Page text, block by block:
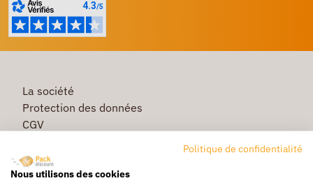
La société
Protection des données
CGV
Commande rapide
Livraison
Politique de confidentialité
Nous utilisons des cookies